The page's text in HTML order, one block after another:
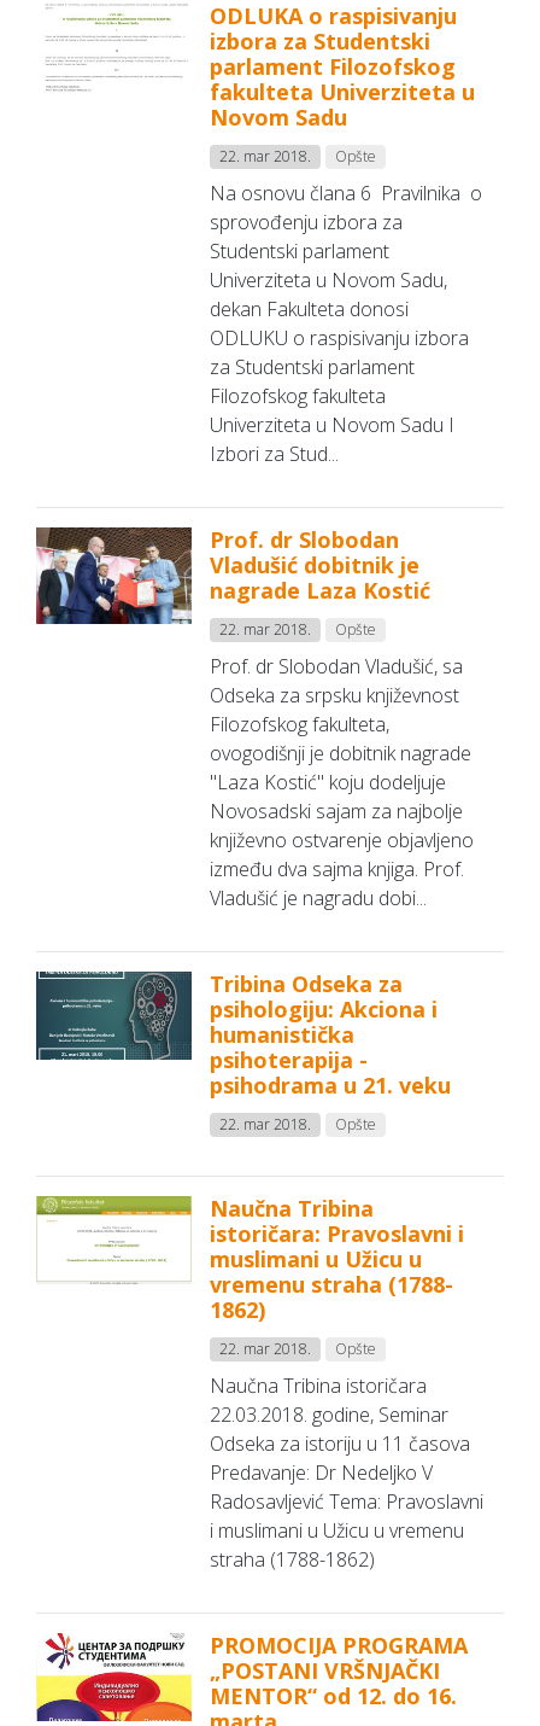
ODLUKA o raspisivanju
izbora za Studentski
parlament Filozofskog
fakulteta Univerziteta u
Novom Sadu
22. mar 2018. Opšte
Na osnovu člana 6 Pravilnika o
sprovođenju izbora za
Studentski parlament
Univerziteta u Novom Sadu,
dekan Fakulteta donosi
ODLUKU o raspisivanju izbora
za Studentski parlament
Filozofskog fakulteta
Univerziteta u Novom Sadu I
Izbori za Stud...
Prof. dr Slobodan
Vladušić dobitnik je
nagrade Laza Kostić
22. mar 2018. Opšte
Prof. dr Slobodan Vladušić, sa
Odseka za srpsku književnost
Filozofskog fakulteta,
ovogodišnji je dobitnik nagrade
"Laza Kostić" koju dodeljuje
Novosadski sajam za najbolje
književno ostvarenje objavljeno
između dva sajma knjiga. Prof.
Vladušić je nagradu dobi...
Tribina Odseka za
psihologiju: Akciona i
humanistička
psihoterapija -
psihodrama u 21. veku
22. mar 2018. Opšte
Naučna Tribina
istoričara: Pravoslavni i
muslimani u Užicu u
vremenu straha (1788-
1862)
22. mar 2018. Opšte
Naučna Tribina istoričara
22.03.2018. godine, Seminar
Odseka za istoriju u 11 časova
Predavanje: Dr Nedeljko V
Radosavljević Tema: Pravoslavni
i muslimani u Užicu u vremenu
straha (1788-1862)
PROMOCIJA PROGRAMA
„POSTANI VRŠNJAČKI
MENTOR“ od 12. do 16.